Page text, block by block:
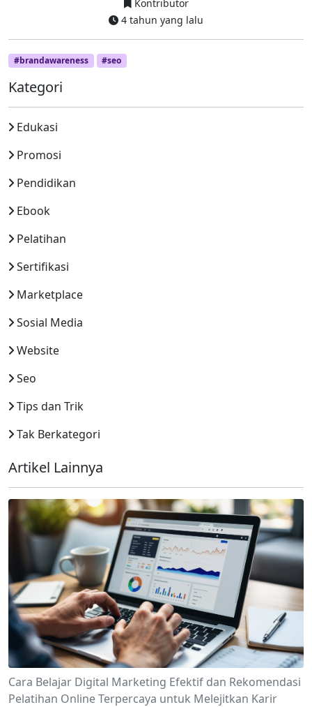
Kontributor
4 tahun yang lalu
#brandawareness #seo
Kategori
Edukasi
Promosi
Pendidikan
Ebook
Pelatihan
Sertifikasi
Marketplace
Sosial Media
Website
Seo
Tips dan Trik
Tak Berkategori
Artikel Lainnya
Cara Belajar Digital Marketing Efektif dan Rekomendasi
Pelatihan Online Terpercaya untuk Melejitkan Karir